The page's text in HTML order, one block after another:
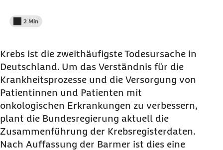
Lesedauer weniger als
2 Min
Krebs ist die zweithäufigste Todesursache in
Deutschland. Um das Verständnis für die
Krankheitsprozesse und die Versorgung von
Patientinnen und Patienten mit
onkologischen Erkrankungen zu verbessern,
plant die Bundesregierung aktuell die
Zusammenführung der Krebsregisterdaten.
Nach Auffassung der Barmer ist dies eine